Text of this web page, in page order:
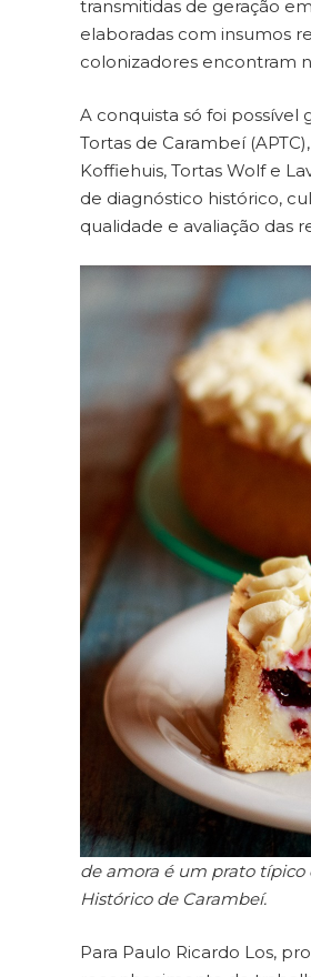
transmitidas de geração
elaboradas com insumos
colonizadores encontram
A conquista só foi possível
Tortas de Carambeí
Koffiehuis, Tortas Wolf e
de diagnóstico histórico,
qualidade e avaliação das
de amora é um prato típico
Histórico de Carambeí.
Para Paulo Ricardo Los,